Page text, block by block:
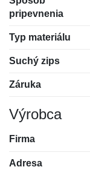
pripevnenia
Typ materiálu
Suchý zips
Záruka
Výrobca
Firma
Adresa